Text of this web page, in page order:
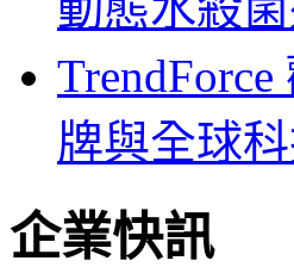
牌與全球
企業快訊